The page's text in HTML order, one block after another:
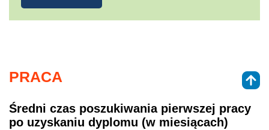
PRACA
Średni czas poszukiwania pierwszej pracy
po uzyskaniu dyplomu (w miesiącach)